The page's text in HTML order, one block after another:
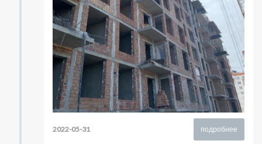
подробнее
2022-05-31